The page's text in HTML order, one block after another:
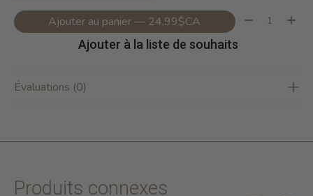
Ajouter au panier — 24,99$CA Quantité:
Ajouter à la liste de souhaits
Évaluations (0)
Produits connexes